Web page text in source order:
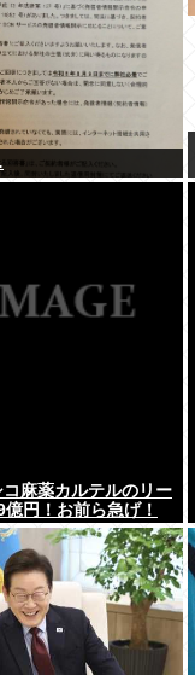
コ麻薬カルテルのリー
円！お前ら急げ！